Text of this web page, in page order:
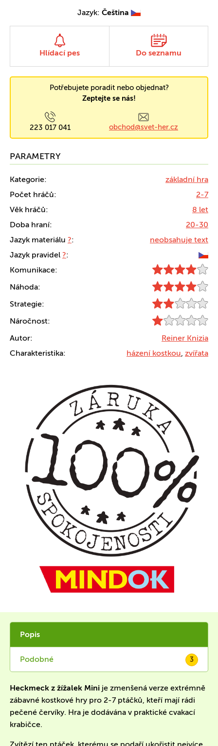
Jazyk: Čeština
Hlídací pes Do seznamu
Potřebujete poradit nebo objednat?
Zeptejte se nás!
223 017 041 obchod@svet-her.cz
PARAMETRY
Kategorie:
základní hra
Počet hráčů:
2-7
Věk hráčů:
8 let
Doba hraní:
20-30
Jazyk materiálu ?:
neobsahuje text
Jazyk pravidel ?:
Komunikace:
Náhoda:
Strategie:
Náročnost:
Autor:
Reiner Knizia
Charakteristika:
házení kostkou, zvířata
Popis
Podobné 3
Heckmeck z žížalek Mini je zmenšená verze extrémně
zábavné kostkové hry pro 2-7 ptáčků, kteří mají rádi
pečené červíky. Hra je dodávána v praktické cvakací
krabičce.